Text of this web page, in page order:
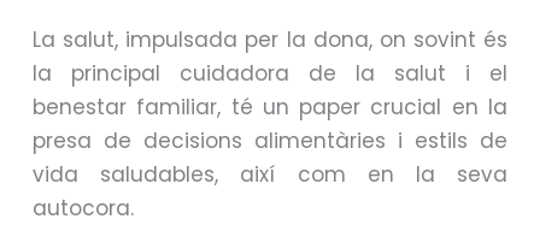
La salut, impulsada per la dona, on sovint és
la principal cuidadora de la salut i el
benestar familiar, té un paper crucial en la
presa de decisions alimentàries i estils de
vida saludables, així com en la seva
autocora.